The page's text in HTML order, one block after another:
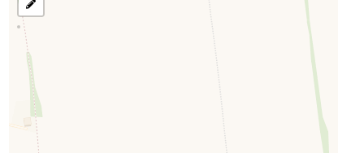
את
אזור
לחיפוש